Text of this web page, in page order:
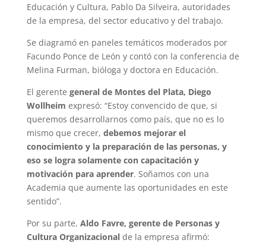
Educación y Cultura, Pablo Da Silveira, autoridades
de la empresa, del sector educativo y del trabajo.
Se diagramó en paneles temáticos moderados por
Facundo Ponce de León y contó con la conferencia de
Melina Furman, bióloga y doctora en Educación.
El gerente general de Montes del Plata, Diego
Wollheim expresó: “Estoy convencido de que, si
queremos desarrollarnos como país, que no es lo
mismo que crecer, debemos mejorar el
conocimiento y la preparación de las personas, y
eso se logra solamente con capacitación y
motivación para aprender. Soñamos con una
Academia que aumente las oportunidades en este
sentido”.
Por su parte, Aldo Favre, gerente de Personas y
Cultura Organizacionalde la empresa afirmó: